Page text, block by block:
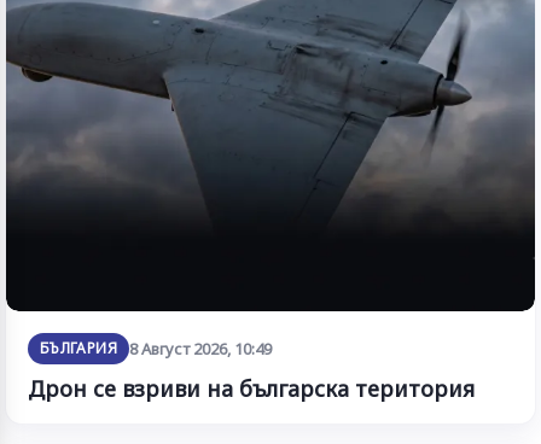
БЪЛГАРИЯ 8 Август 2026, 10:49
Дрон се взриви на българска територия